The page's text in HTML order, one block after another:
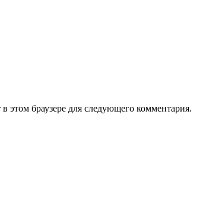
этом браузере для следующего комментария.